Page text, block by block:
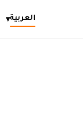
العربية▾